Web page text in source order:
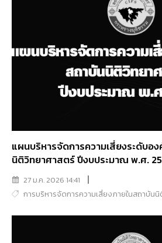
แผนบริหารจัดการความเสี่ยงระดับอ
นิติวิทยาศาสตร์ ปีงบประมาณ พ.ศ.
27 ม.ค. 2026 14:41
การบริหารจัดการความเสี่ยงภายในสถาบัน